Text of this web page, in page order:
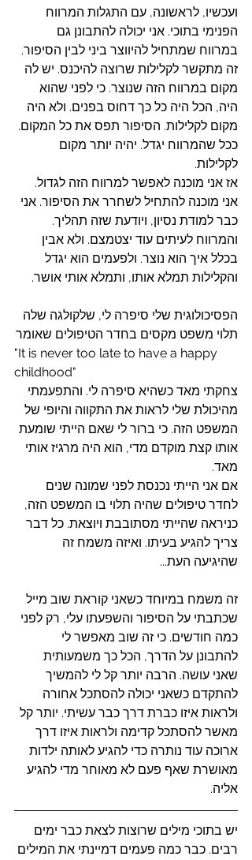
ועכשיו, לראשונה, עם התגלות המרווח
הפנימי בתוכי. אני יכולה להתבונן גם
במרווח שמתחיל להיווצר ביני לבין הסיפור.
זה מתקשר לקלילות שרוצה להיכנס. יש לה
מקום במרווח הזה שנוצר. כי לפני שהוא
היה, הכל היה כל כך דחוס בפנים. ולא היה
מקום לקלילות. הסיפור תפס את כל המקום.
ככל שהמרווח יגדל. יהיה יותר מקום
לקלילות.
אז אני מוכנה לאפשר למרווח הזה לגדול.
אני מוכנה להתחיל לשחרר את הסיפור. אני
כבר למודת נסיון, ויודעת שזה תהליך.
והמרווח לעיתים עוד יצטמצם. ולא אבין
בכלל איך הוא נוצר. ולפעמים הוא יגדל
והקלילות תמלא אותו, ותמלא אותי אושר.
הפסיכולוגית שלי סיפרה לי, שלקולגה שלה
תלוי משפט מקסים בחדר הטיפולים שאומר
"It is never too late to have a happy
childhood"
צחקתי מאד כשהיא סיפרה לי. והתפעמתי
מהיכולת שלי לראות את התקווה והיופי של
המשפט הזה. כי ברור לי שאם הייתי שומעת
אותו קצת מוקדם מדי, הוא היה מרגיז אותי
מאד.
אם אני הייתי נכנסת לפני שמונה שנים
לחדר טיפולים שהיה תלוי בו המשפט הזה,
כניראה שהייתי מסתובבת ויוצאת. כל דבר
צריך להגיע בעיתו. ואיזה משמח זה
שהיגיעה העת...
זה משמח במיוחד כשאני קוראת שוב מייל
שכתבתי על הסיפור והשפעתו עלי, רק לפני
כמה חודשים. כי זה שוב מאפשר לי
להתבונן על הדרך, הכל כך משמעותית
שאני עושה. הרבה יותר קל לי להמשיך
להתקדם כשאני יכולה להסתכל אחורה
ולראות איזו כברת דרך כבר עשיתי. יותר קל
מאשר להסתכל קדימה ולראות איזו דרך
ארוכה עוד נותרה כדי להגיע לאותה ילדות
מאושרת שאף פעם לא מאוחר מדי להגיע
אליה.
יש בתוכי מילים שרוצות לצאת כבר ימים
רבים. כבר כמה פעמים דמיינתי את המילים